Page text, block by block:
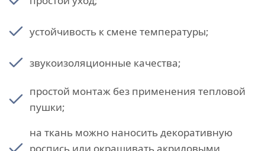
устойчивость к смене температуры;
звукоизоляционные качества;
простой монтаж без применения тепловой
пушки;
на ткань можно наносить декоративную